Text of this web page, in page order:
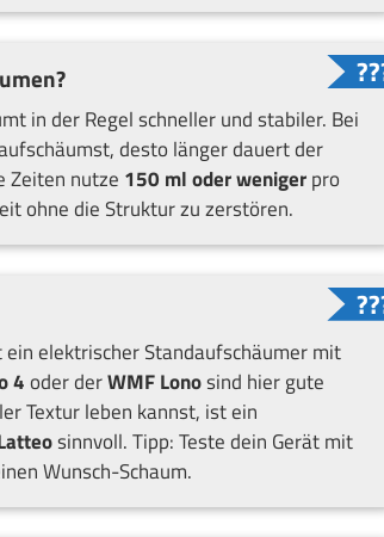
in der Regel schneller und stabiler. Bei
desto länger dauert der
Zeiten nutze 150 ml oder wenigerpro
ohne die Struktur zu zerstören.
elektrischer Standaufschäumer mit
4oder derWMF Lonosind hier gute
Textur leben kannst, ist ein
sinnvoll. Tipp: Teste dein Gerät mit
Wunsch-Schaum.